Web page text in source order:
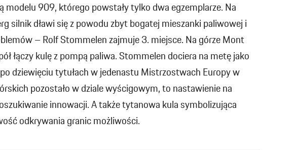
modelu 909, którego powstały tylko dwa egzemplarze. Na
silnik dławi się z powodu zbyt bogatej mieszanki paliwowej i
– Rolf Stommelen zajmuje 3. miejsce. Na górze Mont
łączy kulę z pompą paliwa. Stommelen dociera na metę jako
dziewięciu tytułach w jedenastu Mistrzostwach Europy w
pozostało w dziale wyścigowym, to nastawienie na
innowacji. A także tytanowa kula symbolizująca
odkrywania granic możliwości.